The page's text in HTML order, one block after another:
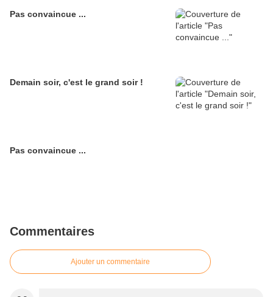
Pas convaincue ...
Demain soir, c'est le grand soir !
Pas convaincue ...
Commentaires
Ajouter un commentaire